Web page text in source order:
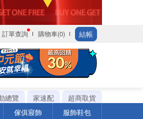
訂單查詢 購物車(0) 結帳
總覽 家速配
超商取貨
傢俱寢飾 服飾鞋包